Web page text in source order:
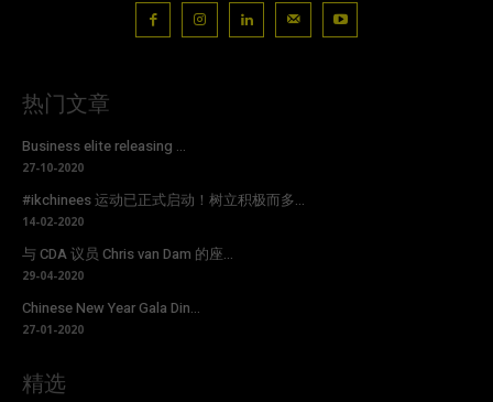
热门文章
Business elite releasing ...
27-10-2020
#ikchinees 运动已正式启动！树立积极而多...
14-02-2020
与 CDA 议员 Chris van Dam 的座...
29-04-2020
Chinese New Year Gala Din...
27-01-2020
精选